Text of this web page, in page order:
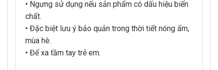
• Ngưng sử dụng nếu sản phẩm có dấu hiệu biến
chất.
• Đặc biệt lưu ý bảo quản trong thời tiết nóng ẩm,
mùa hè.
• Để xa tầm tay trẻ em.